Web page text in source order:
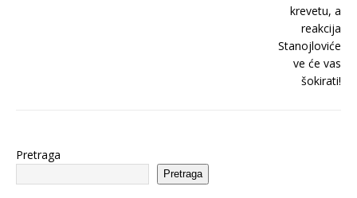
Pretraga
Pretraga